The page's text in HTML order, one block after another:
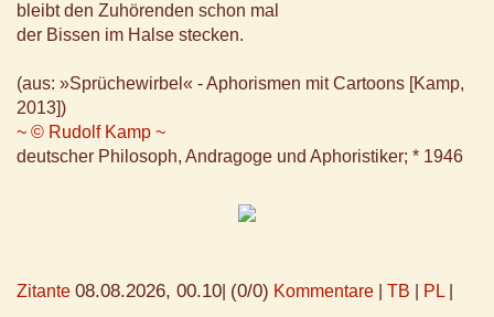
bleibt den Zuhörenden schon mal
der Bissen im Halse stecken.
(aus: »Sprüchewirbel« - Aphorismen mit Cartoons [Kamp,
2013])
~ © Rudolf Kamp ~
deutscher Philosoph, Andragoge und Aphoristiker; * 1946
Zitante 08.08.2026, 00.10 (0/0) Kommentare TB PL